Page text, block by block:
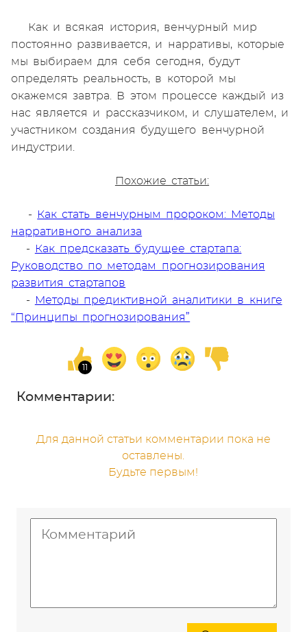
Как и всякая история, венчурный мир
постоянно развивается, и нарративы, которые
мы выбираем для себя сегодня, будут
определять реальность, в которой мы
окажемся завтра. В этом процессе каждый из
нас является и рассказчиком, и слушателем, и
участником создания будущего венчурной
индустрии.
Похожие статьи:
-
Как стать венчурным пророком: Методы
нарративного анализа
-
Как предсказать будущее стартапа:
Руководство по методам прогнозирования
развития стартапов
-
Методы предиктивной аналитики в книге
“Принципы прогнозирования”
Комментарии:
Для данной статьи комментарии пока не
оставлены.
Будьте первым!